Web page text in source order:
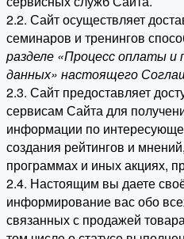
2.2. Сайт осуществляет
семинаров и тренингов
разделе «Процесс оплаты и
данных» настоящего
2.3. Сайт предоставляет
сервисам Сайта для
информации по
создания рейтингов и
программах и иных акциях,
2.4. Настоящим вы даете
информирование вас обо
связанных с продажей